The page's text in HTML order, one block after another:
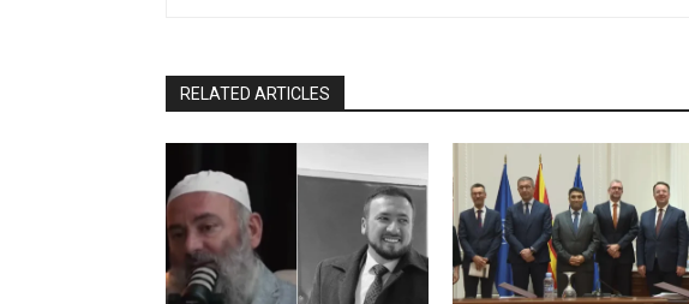
RELATED ARTICLES